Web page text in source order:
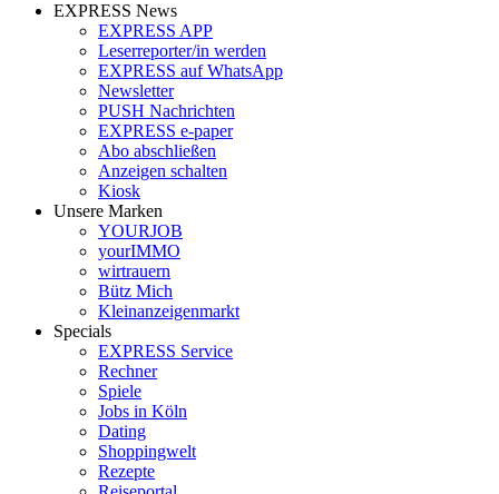
EXPRESS News
EXPRESS APP
Leserreporter/in werden
EXPRESS auf WhatsApp
Newsletter
PUSH Nachrichten
EXPRESS e-paper
Abo abschließen
Anzeigen schalten
Kiosk
Unsere Marken
YOURJOB
yourIMMO
wirtrauern
Bütz Mich
Kleinanzeigenmarkt
Specials
EXPRESS Service
Rechner
Spiele
Jobs in Köln
Dating
Shoppingwelt
Rezepte